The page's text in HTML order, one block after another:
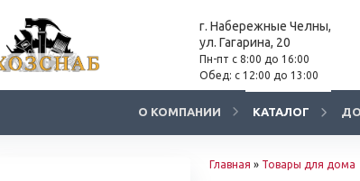
г. Набережные Челны,
ул. Гагарина, 20
Пн-пт с 8:00 до 16:00
Обед: с 12:00 до 13:00
О КОМПАНИИ КАТАЛОГ
Главная » Товары для дома